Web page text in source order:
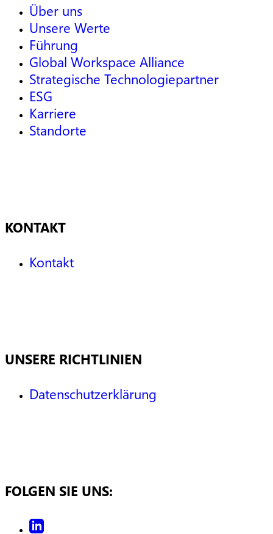
Über uns
Unsere Werte
Führung
Global Workspace Alliance
Strategische Technologiepartner
ESG
Karriere
Standorte
KONTAKT
Kontakt
UNSERE RICHTLINIEN
Datenschutzerklärung
FOLGEN SIE UNS: